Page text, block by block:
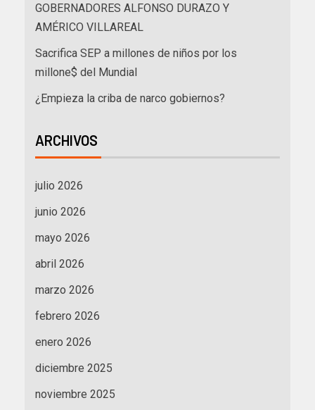
GOBERNADORES ALFONSO DURAZO Y
AMÉRICO VILLAREAL
Sacrifica SEP a millones de niños por los
millone$ del Mundial
¿Empieza la criba de narco gobiernos?
ARCHIVOS
julio 2026
junio 2026
mayo 2026
abril 2026
marzo 2026
febrero 2026
enero 2026
diciembre 2025
noviembre 2025